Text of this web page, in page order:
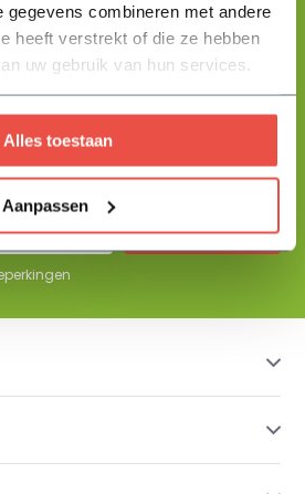
gegevens combineren met andere
heeft verstrekt of die ze hebben
uw gebruik van hun services.
Alles toestaan
Aanpassen
+31 344 23 44 64
info@flowbo.nl
per mail
Abonneer